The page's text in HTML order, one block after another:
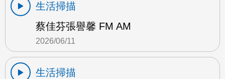
生活掃描
蔡佳芬張譽馨 FM AM
2026/06/11
生活掃描